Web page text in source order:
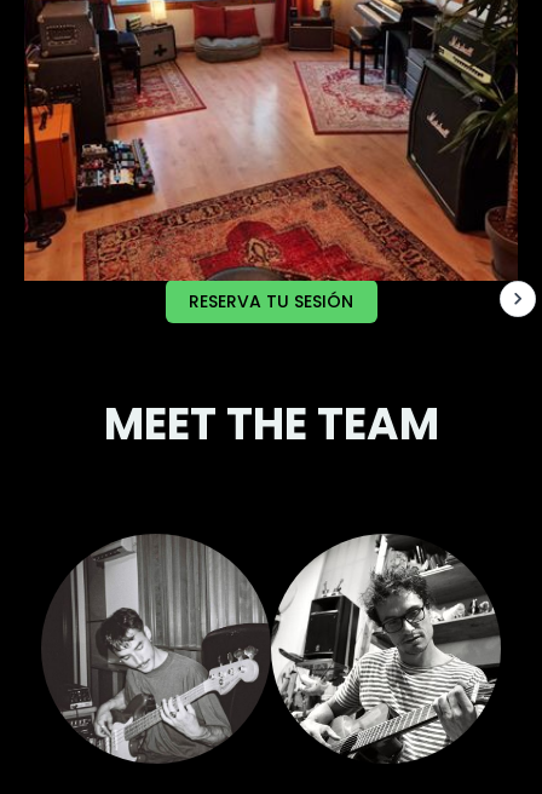
RESERVA TU SESIÓN
MEET THE TEAM